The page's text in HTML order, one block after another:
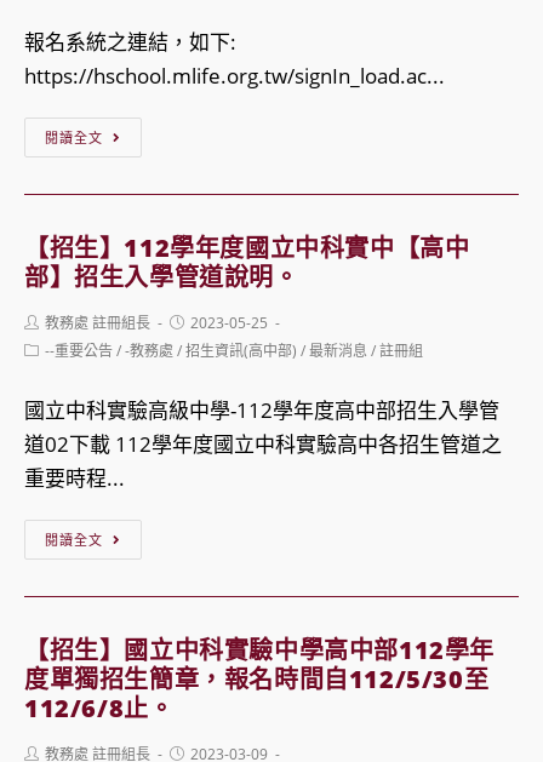
明
實
中
升
入
報
須
知
午
12
時
止
報名系統之連結，如下:
https://hschool.mlife.org.tw/signIn_load.ac...
閱讀全文
112
學
年
中
實
中
招
生
報
名
【招生】112學年度國立中科實中【高中
部】招生入學管道說明。
Post
author:
教務處 註冊組長
Post
published:
2023-05-25
Post--重要公告/-教務處 /招生資訊(高中部) /最新消息 /註冊組
國立中科實驗高級中學-112學年度高中部招生入學管
道02下載 112學年度國立中科實驗高中各招生管道之
重要時程...
閱讀全文
112
學
年
度
【招生】國立中科實驗中學高中部112學年
度單獨招生簡章，報名時間自112/5/30至
112/6/8止。
Post教務處 註冊組長
Post2023-03-09